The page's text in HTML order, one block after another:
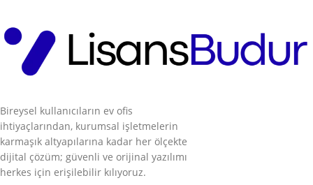
Bireysel kullanıcıların ev ofis
ihtiyaçlarından, kurumsal işletmelerin
karmaşık altyapılarına kadar her ölçekte
dijital çözüm; güvenli ve orijinal yazılımı
herkes için erişilebilir kılıyoruz.